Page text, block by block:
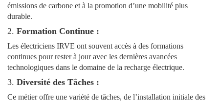
émissions de carbone et à la promotion d’une mobilité plus
durable.
2. Formation Continue :
Les électriciens IRVE ont souvent accès à des formations
continues pour rester à jour avec les dernières avancées
technologiques dans le domaine de la recharge électrique.
3. Diversité des Tâches :
Ce métier offre une variété de tâches, de l’installation initiale des